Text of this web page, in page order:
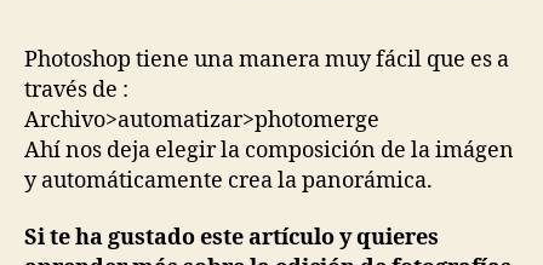
Photoshop tiene una manera muy fácil que es a
través de :
Archivo>automatizar>photomerge
Ahí nos deja elegir la composición de la imágen
y automáticamente crea la panorámica.
Si te ha gustado este artículo y quieres